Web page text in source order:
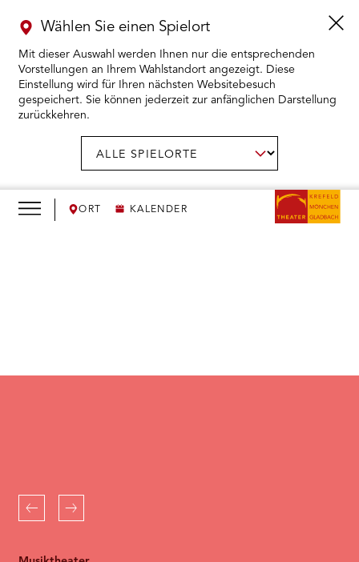
ORT KALENDER
Wählen Sie einen Spielort
Mit dieser Auswahl werden Ihnen nur die entsprechenden
Vorstellungen an Ihrem Wahlstandort angezeigt. Diese
Einstellung wird für Ihren nächsten Websitebesuch
gespeichert. Sie können jederzeit zur anfänglichen Darstellung
zurückkehren.
KARTENKAUF ÖFFNEN
WIR ÖFFNEN
to
load
Zurück Weiter